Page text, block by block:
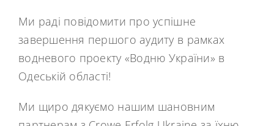
Ми раді повідомити про успішне
завершення першого аудиту в рамках
водневого проекту «Водню України» в
Одеській області!
Ми щиро дякуємо нашим шановним